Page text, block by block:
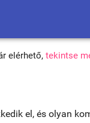
elérhető,tekintse
el, és olyan